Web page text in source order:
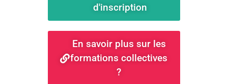
d'inscription
En savoir plus sur les
formations collectives
?